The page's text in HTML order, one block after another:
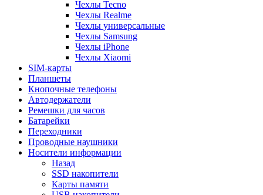
Чехлы Tecno
Чехлы Realme
Чехлы универсальные
Чехлы Samsung
Чехлы iPhone
Чехлы Xiaomi
SIM-карты
Планшеты
Кнопочные телефоны
Автодержатели
Ремешки для часов
Батарейки
Переходники
Проводные наушники
Носители информации
Назад
SSD накопители
Карты памяти